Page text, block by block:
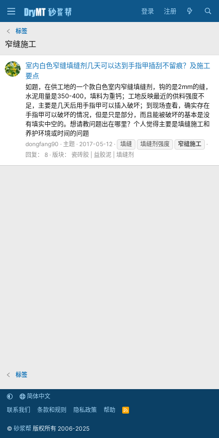
登录 注册
标签
窄缝施工
室内白色窄缝填缝剂几天可以达到手指甲插刮不留痕？及施工
要点
如题，在供工地的一个款白色室内窄缝填缝剂，钩的是2mm的缝，
水泥用量是350-400，填料为重钙；工地反映最近的供料强度不
足，主要是几天后用手指甲可以插入破坏；到现场查看，确实存在
手指甲可以破坏的情况，但是只是部分，而且能被破坏的基本是没
有填实中空的。想请教问题出在哪里？个人觉得主要是填缝施工和
养护环境或时间的问题
dongfang90 主题 2017-05-12 填缝 填缝剂强度
窄缝施工
回复： 8 版块： 瓷砖胶 | 益胶泥 | 填缝剂
标签
简体中文
联系我们
条款和规则 隐私政策 帮助
R
© 砂浆帮 版权所有 2006-2025